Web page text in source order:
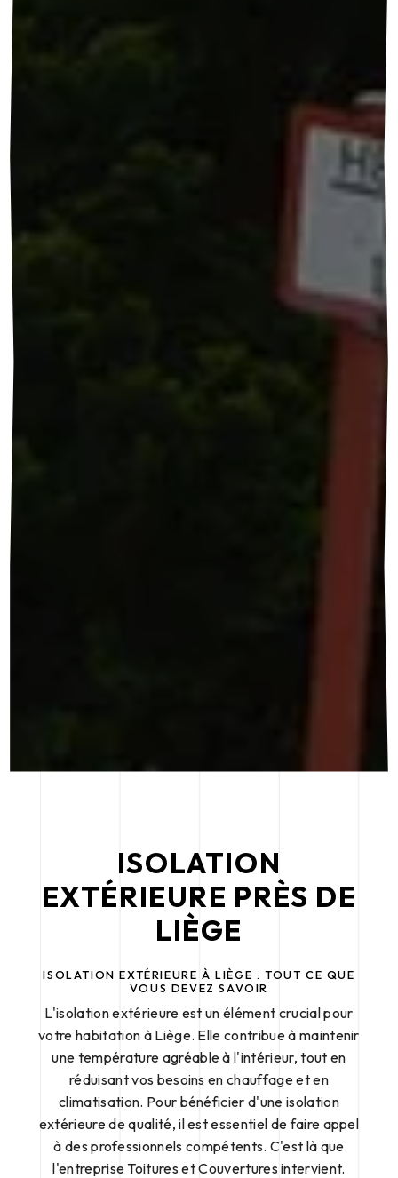
ISOLATION
EXTÉRIEURE PRÈS DE
LIÈGE
ISOLATION EXTÉRIEURE À LIÈGE : TOUT CE QUE
VOUS DEVEZ SAVOIR
L'isolation extérieure est un élément crucial pour
votre habitation à Liège. Elle contribue à maintenir
une température agréable à l'intérieur, tout en
réduisant vos besoins en chauffage et en
climatisation. Pour bénéficier d'une isolation
extérieure de qualité, il est essentiel de faire appel
à des professionnels compétents. C'est là que
l'entreprise Toitures et Couvertures intervient.